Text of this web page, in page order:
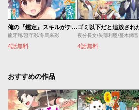
俺の『鑑定』スキルがチートすぎて
龍牙翔/澄守彩/冬馬来彩
4話無料
夜分長文/矢部利恩/蔓木鋼音
4話無料
おすすめの作品